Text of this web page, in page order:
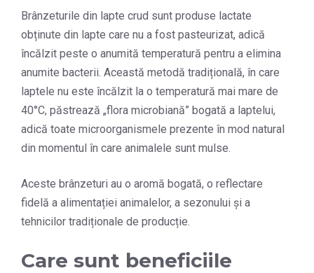
Brânzeturile din lapte crud sunt produse lactate
obținute din lapte care nu a fost pasteurizat, adică
încălzit peste o anumită temperatură pentru a elimina
anumite bacterii. Această metodă tradițională, în care
laptele nu este încălzit la o temperatură mai mare de
40°C, păstrează „flora microbiană” bogată a laptelui,
adică toate microorganismele prezente în mod natural
din momentul în care animalele sunt mulse.
Aceste brânzeturi au o aromă bogată, o reflectare
fidelă a alimentației animalelor, a sezonului și a
tehnicilor tradiționale de producție.
Care sunt beneficiile